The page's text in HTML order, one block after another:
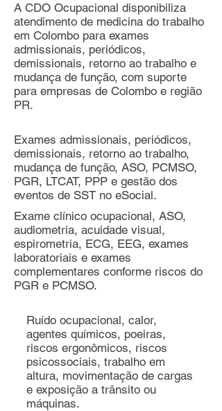
A CDO Ocupacional disponibiliza
atendimento de medicina do trabalho
em Colombo para exames
admissionais, periódicos,
demissionais, retorno ao trabalho e
mudança de função, com suporte
para empresas de Colombo e região
PR.
Exames admissionais, periódicos,
demissionais, retorno ao trabalho,
mudança de função, ASO, PCMSO,
PGR, LTCAT, PPP e gestão dos
eventos de SST no eSocial.
Exame clínico ocupacional, ASO,
audiometria, acuidade visual,
espirometria, ECG, EEG, exames
laboratoriais e exames
complementares conforme riscos do
PGR e PCMSO.
Ruído ocupacional, calor,
agentes químicos, poeiras,
riscos ergonômicos, riscos
psicossociais, trabalho em
altura, movimentação de cargas
e exposição a trânsito ou
máquinas.